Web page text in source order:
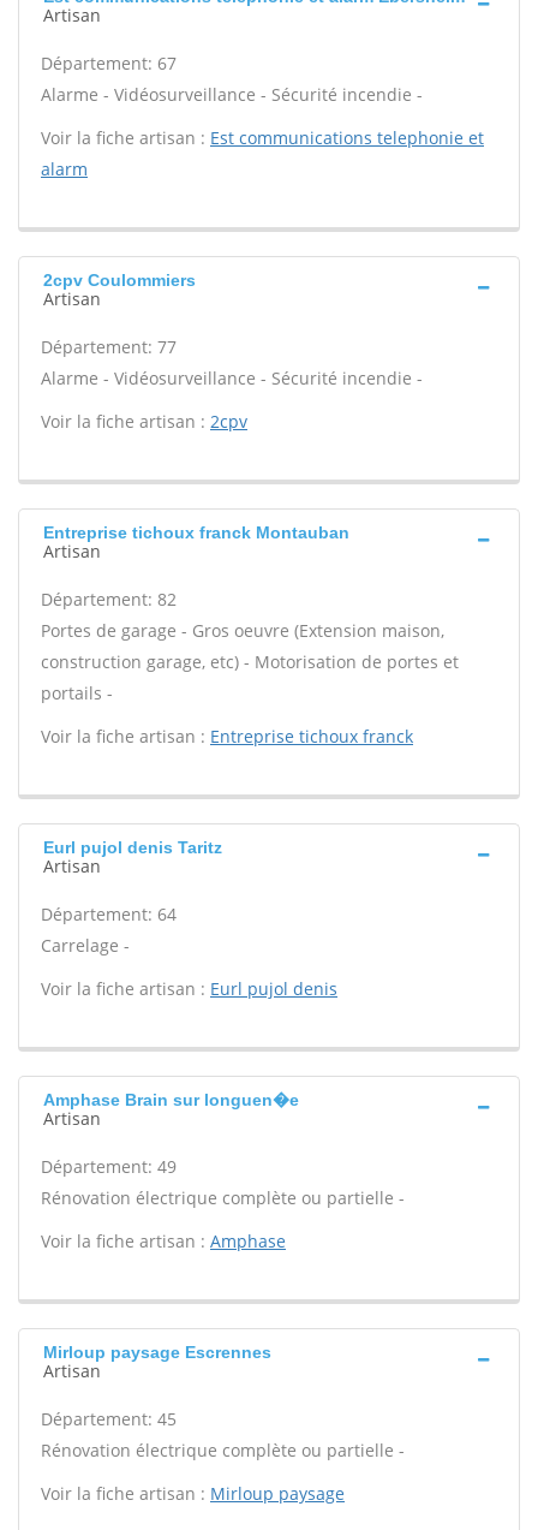
Artisan
Département: 67
Alarme - Vidéosurveillance - Sécurité incendie -
Voir la fiche artisan : Est communications telephonie et
alarm
2cpv Coulommiers
Artisan
Département: 77
Alarme - Vidéosurveillance - Sécurité incendie -
Voir la fiche artisan : 2cpv
Entreprise tichoux franck Montauban
Artisan
Département: 82
Portes de garage - Gros oeuvre (Extension maison,
construction garage, etc) - Motorisation de portes et
portails -
Voir la fiche artisan : Entreprise tichoux franck
Eurl pujol denis Taritz
Artisan
Département: 64
Carrelage -
Voir la fiche artisan : Eurl pujol denis
Amphase Brain sur longuen�e
Artisan
Département: 49
Rénovation électrique complète ou partielle -
Voir la fiche artisan : Amphase
Mirloup paysage Escrennes
Artisan
Département: 45
Rénovation électrique complète ou partielle -
Voir la fiche artisan : Mirloup paysage